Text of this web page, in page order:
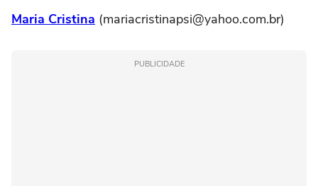
Maria Cristina (mariacristinapsi@yahoo.com.br)
PUBLICIDADE